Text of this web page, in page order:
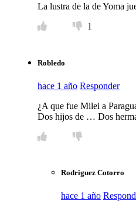
La lustra de la de Yoma
1
Robledo
hace 1 año Responder
¿A que fue Milei a
Dos hijos de … Dos
Rodriguez Cotorro
hace 1 año